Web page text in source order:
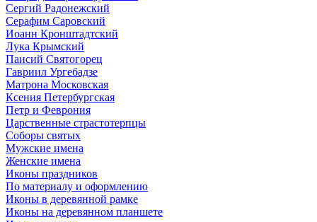
Сергий Радонежский
Серафим Саровский
Иоанн Кронштадтский
Лука Крымский
Паисий Святогорец
Гавриил Ургебадзе
Матрона Московская
Ксения Петербургская
Петр и Феврония
Царственные страстотерпцы
Соборы святых
Мужские имена
Женские имена
Иконы праздников
По материалу и оформлению
Иконы в деревянной рамке
Иконы на деревянном планшете